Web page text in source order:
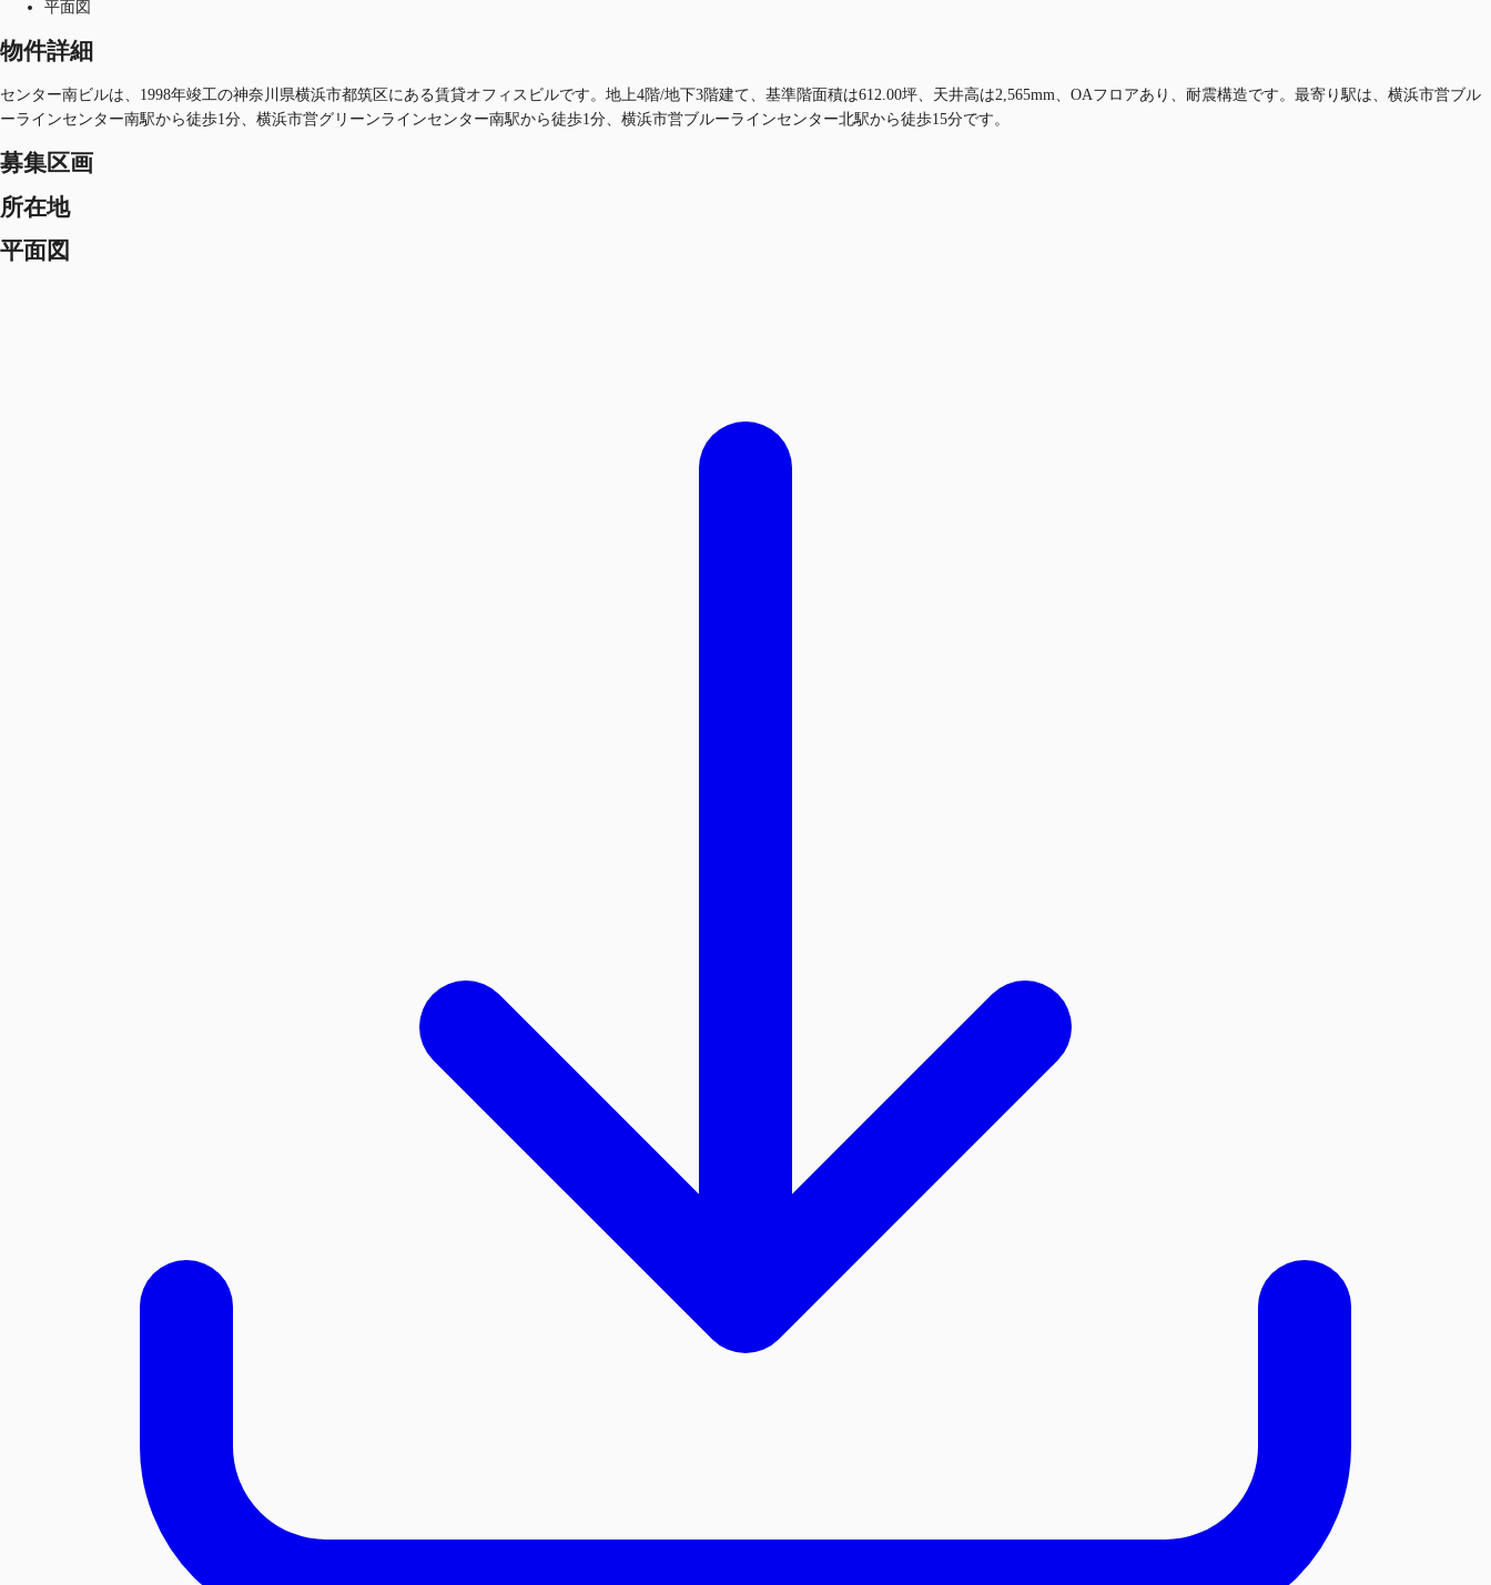
平面図
物件詳細
センター南ビルは、1998年竣工の神奈川県横浜市都筑区にある賃貸オフィスビルです。地上4階/地下3階建て、基準階面積は612.00坪、天井高は2,565mm、OAフロアあり、耐震構造です。最寄り駅は、横浜市営ブル
ーラインセンター南駅から徒歩1分、横浜市営グリーンラインセンター南駅から徒歩1分、横浜市営ブルーラインセンター北駅から徒歩15分です。
募集区画
所在地
平面図